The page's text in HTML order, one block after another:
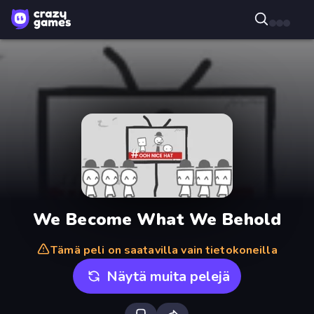
We Become What We Behold
Tämä peli on saatavilla vain tietokoneilla
Näytä muita pelejä